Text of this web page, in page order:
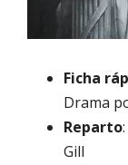
Ficha
Drama
Reparto
Gill